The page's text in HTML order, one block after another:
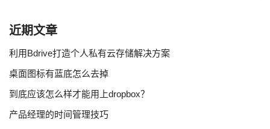
近期文章
利用Bdrive打造个人私有云存储解决方案
桌面图标有蓝底怎么去掉
到底应该怎么样才能用上dropbox？
产品经理的时间管理技巧